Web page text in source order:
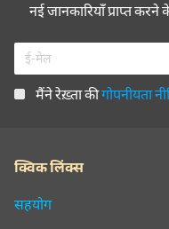
नई जानकारियाँ प्राप्त
मैंने रेख़्ता कीगोपनीयता
क्विक लिंक्स
सहयोग